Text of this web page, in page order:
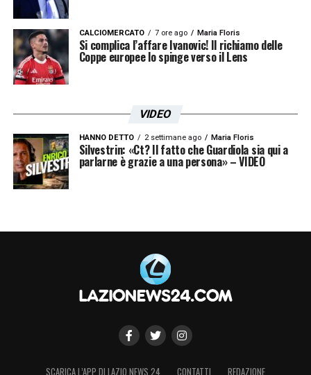
CALCIOMERCATO 7 ore ago Maria Floris
Si complica l’affare Ivanovic! Il richiamo delle
Coppe europee lo spinge verso il Lens
VIDEO
HANNO DETTO 2 settimane ago Maria Floris
Silvestrin: «Ct? Il fatto che Guardiola sia qui a
parlarne è grazie a una persona» – VIDEO
SCARICA L’APP DI LAZIO NEWS 24 CONTATTI REDAZIONE